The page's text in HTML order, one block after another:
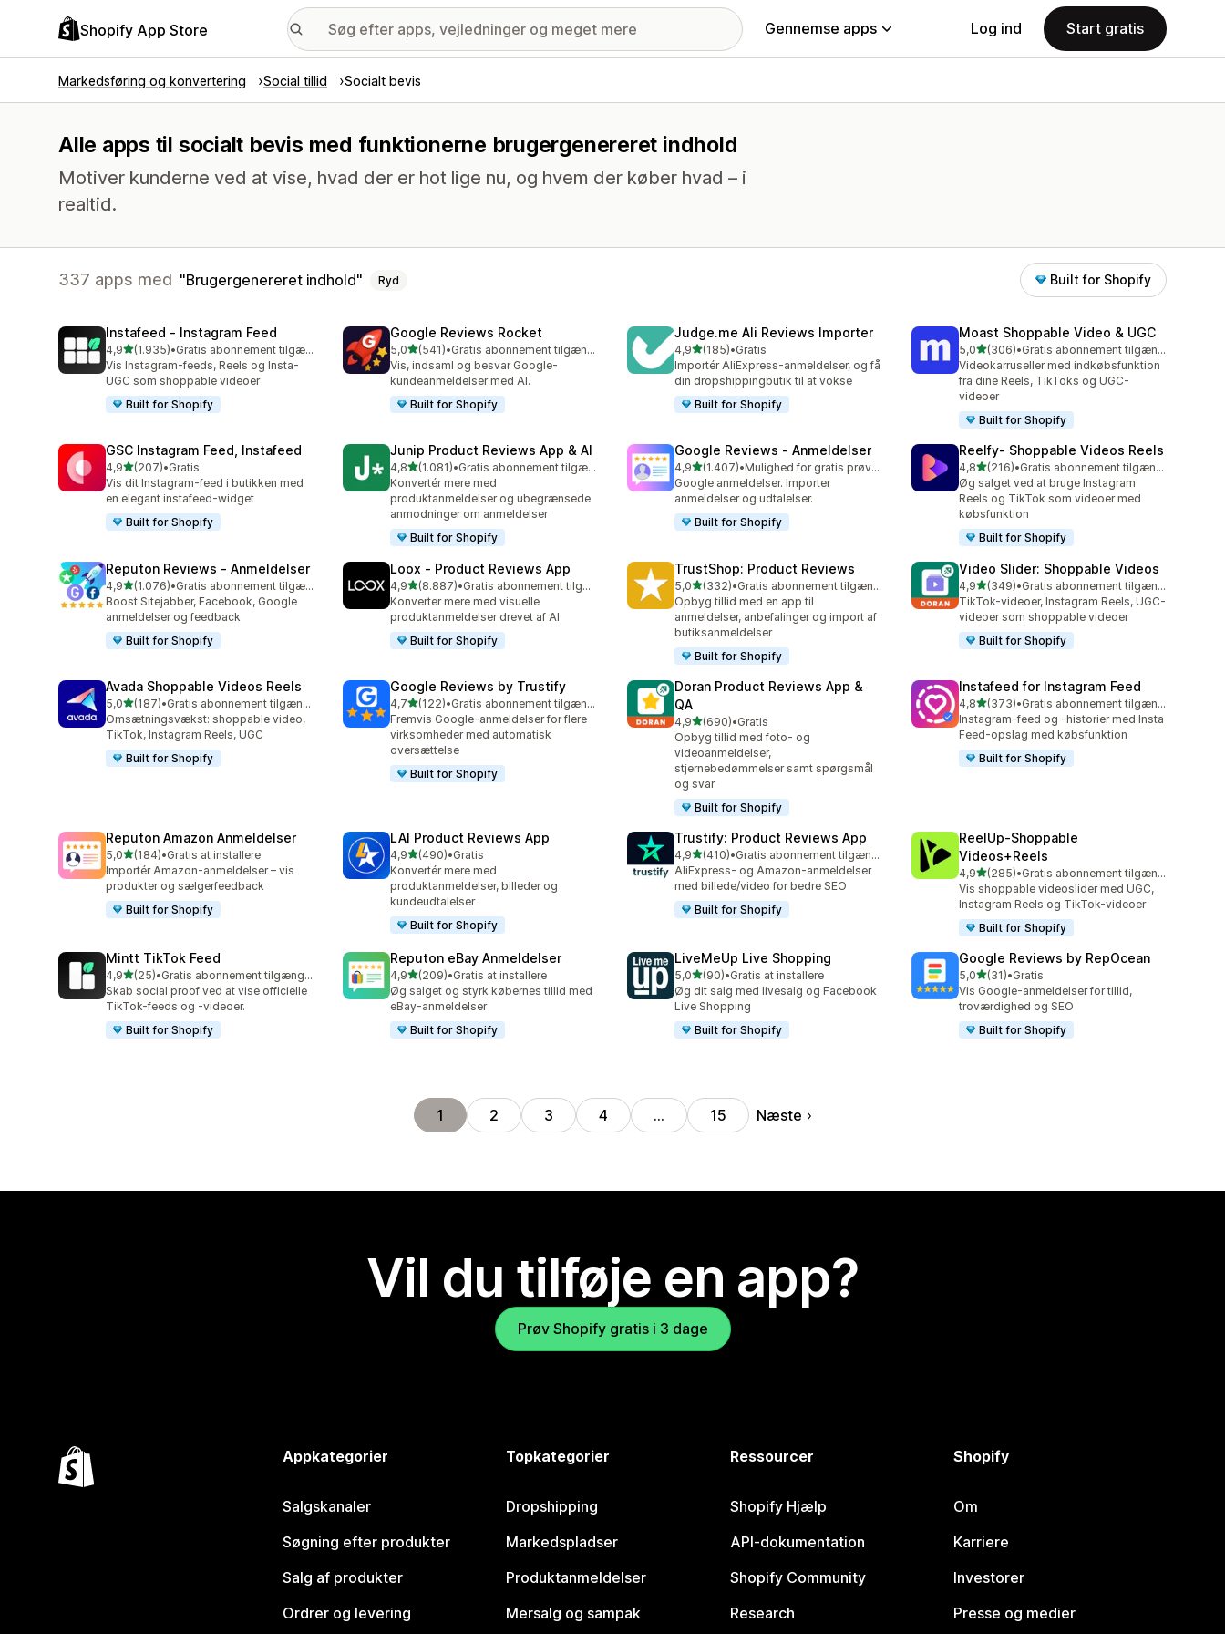
Shopify App Store Gennemse apps Log ind Start gratis
Markedsføring og konvertering Social tillid Socialt bevis
Alle apps til socialt bevis med funktionerne brugergenereret indhold
Motiver kunderne ved at vise, hvad der er hot lige nu, og hvem der køber hvad – i
realtid.
337 apps med Brugergenereret indhold Ryd Built for Shopify
Instafeed ‑ Instagram Feed
4,9ud af 5 stjerner
(1.935)
1935 anmeldelser i alt
•
Gratis abonnement tilgængeligt
Vis Instagram-feeds, Reels og Insta-
UGC som shoppable videoer
Built for Shopify
Google Reviews Rocket
5,0ud af 5 stjerner
(541)
541 anmeldelser i alt
•
Gratis abonnement tilgængeligt
Vis, indsaml og besvar Google-
kundeanmeldelser med AI.
Built for Shopify
Judge.me Ali Reviews Importer
4,9ud af 5 stjerner
(185)
185 anmeldelser i alt
•Gratis
Importér AliExpress-anmeldelser, og få
din dropshippingbutik til at vokse
Built for Shopify
Moast Shoppable Video & UGC
5,0ud af 5 stjerner
(306)
306 anmeldelser i alt
•
Gratis abonnement tilgængeligt
Videokarruseller med indkøbsfunktion
fra dine Reels, TikToks og UGC-
videoer
Built for Shopify
GSC Instagram Feed, Instafeed
4,9ud af 5 stjerner
(207)
207 anmeldelser i alt
•Gratis
Vis dit Instagram-feed i butikken med
en elegant instafeed-widget
Built for Shopify
Junip Product Reviews App & AI
4,8ud af 5 stjerner
(1.081)
1081 anmeldelser i alt
•
Gratis abonnement tilgængeligt
Konvertér mere med
produktanmeldelser og ubegrænsede
anmodninger om anmeldelser
Built for Shopify
Google Reviews ‑ Anmeldelser
4,9ud af 5 stjerner
(1.407)
1407 anmeldelser i alt
•
Mulighed for gratis prøveperiode
Google anmeldelser. Importer
anmeldelser og udtalelser.
Built for Shopify
Reelfy‑ Shoppable Videos Reels
4,8ud af 5 stjerner
(216)
216 anmeldelser i alt
•
Gratis abonnement tilgængeligt
Øg salget ved at bruge Instagram
Reels og TikTok som videoer med
købsfunktion
Built for Shopify
Reputon Reviews ‑ Anmeldelser
4,9ud af 5 stjerner
(1.076)
1076 anmeldelser i alt
•
Gratis abonnement tilgængeligt
Boost Sitejabber, Facebook, Google
anmeldelser og feedback
Built for Shopify
Loox ‑ Product Reviews App
4,9ud af 5 stjerner
(8.887)
8887 anmeldelser i alt
•
Gratis abonnement tilgængeligt
Konverter mere med visuelle
produktanmeldelser drevet af AI
Built for Shopify
TrustShop: Product Reviews
5,0ud af 5 stjerner
(332)
332 anmeldelser i alt
•
Gratis abonnement tilgængeligt
Opbyg tillid med en app til
anmeldelser, anbefalinger og import af
butiksanmeldelser
Built for Shopify
Video Slider: Shoppable Videos
4,9ud af 5 stjerner
(349)
349 anmeldelser i alt
•
Gratis abonnement tilgængeligt
TikTok-videoer, Instagram Reels, UGC-
videoer som shoppable videoer
Built for Shopify
Avada Shoppable Videos Reels
5,0ud af 5 stjerner
(187)
187 anmeldelser i alt
•
Gratis abonnement tilgængeligt
Omsætningsvækst: shoppable video,
TikTok, Instagram Reels, UGC
Built for Shopify
Google Reviews by Trustify
4,7ud af 5 stjerner
(122)
122 anmeldelser i alt
•
Gratis abonnement tilgængeligt
Fremvis Google-anmeldelser for flere
virksomheder med automatisk
oversættelse
Built for Shopify
Doran Product Reviews App &
QA
4,9ud af 5 stjerner
(690)
690 anmeldelser i alt
•Gratis
Opbyg tillid med foto- og
videoanmeldelser,
stjernebedømmelser samt spørgsmål
og svar
Built for Shopify
Instafeed for Instagram Feed
4,8ud af 5 stjerner
(373)
373 anmeldelser i alt
•
Gratis abonnement tilgængeligt
Instagram-feed og -historier med Insta
Feed-opslag med købsfunktion
Built for Shopify
Reputon Amazon Anmeldelser
5,0ud af 5 stjerner
(184)
184 anmeldelser i alt
•Gratis at installere
Importér Amazon-anmeldelser – vis
produkter og sælgerfeedback
Built for Shopify
LAI Product Reviews App
4,9ud af 5 stjerner
(490)
490 anmeldelser i alt
•Gratis
Konvertér mere med
produktanmeldelser, billeder og
kundeudtalelser
Built for Shopify
Trustify: Product Reviews App
4,9ud af 5 stjerner
(410)
410 anmeldelser i alt
•
Gratis abonnement tilgængeligt
AliExpress- og Amazon-anmeldelser
med billede/video for bedre SEO
Built for Shopify
ReelUp‑Shoppable
Videos+Reels
4,9ud af 5 stjerner
(285)
285 anmeldelser i alt
•
Gratis abonnement tilgængeligt
Vis shoppable videoslider med UGC,
Instagram Reels og TikTok-videoer
Built for Shopify
Mintt TikTok Feed
4,9ud af 5 stjerner
(25)
25 anmeldelser i alt
•
Gratis abonnement tilgængeligt
Skab social proof ved at vise officielle
TikTok-feeds og -videoer.
Built for Shopify
Reputon eBay Anmeldelser
4,9ud af 5 stjerner
(209)
209 anmeldelser i alt
•Gratis at installere
Øg salget og styrk købernes tillid med
eBay-anmeldelser
Built for Shopify
LiveMeUp Live Shopping
5,0ud af 5 stjerner
(90)
90 anmeldelser i alt
•Gratis at installere
Øg dit salg med livesalg og Facebook
Live Shopping
Built for Shopify
Google Reviews by RepOcean
5,0ud af 5 stjerner
(31)
31 anmeldelser i alt
•Gratis
Vis Google-anmeldelser for tillid,
troværdighed og SEO
Built for Shopify
1 2 3 4 … 15 Næste
Vil du tilføje en app?
Prøv Shopify gratis i 3 dage
Appkategorier
Salgskanaler
Søgning efter produkter
Salg af produkter
Ordrer og levering
Topkategorier
Dropshipping
Markedspladser
Produktanmeldelser
Mersalg og sampak
Ressourcer
Shopify Hjælp
API-dokumentation
Shopify Community
Research
Shopify
Om
Karriere
Investorer
Presse og medier